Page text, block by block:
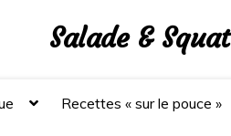
Salade & Squat
Recettes « sur le pouce »